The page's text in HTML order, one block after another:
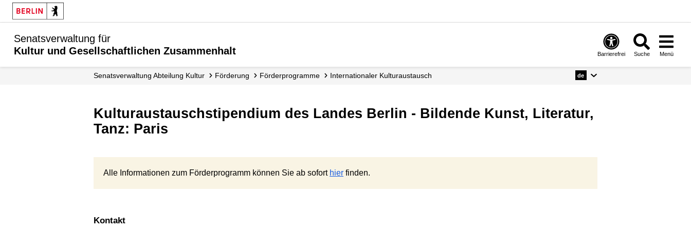
Senatsverwaltung für
Kultur und Gesellschaftlichen Zusammenhalt
Barrierefrei Suche Menü
Senats­verwaltung Abteilung Kultur Förderung Förder­programme Internationaler Kulturaustausch de
Kulturaustauschstipendium des Landes Berlin - Bildende Kunst, Literatur,
Tanz: Paris
Alle Informationen zum Förderprogramm können Sie ab sofort hier finden.
Kontakt